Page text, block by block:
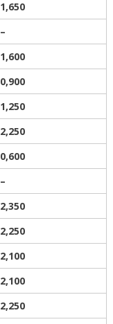
1,650
–
1,600
0,900
1,250
2,250
0,600
–
2,350
2,250
2,100
2,100
2,250